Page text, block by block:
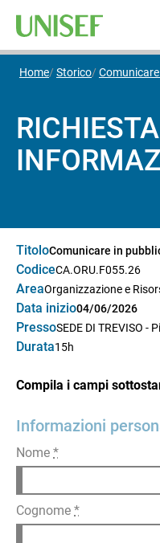
Home Storico
RICHIESTA
TitoloComunicare in
CodiceCA.ORU.F055.26
AreaOrganizzazione e
Data inizio04/06/2026
PressoSEDE DI TREVISO -
Durata15h
Compila i campi
Informazioni
Nome *
Cognome *